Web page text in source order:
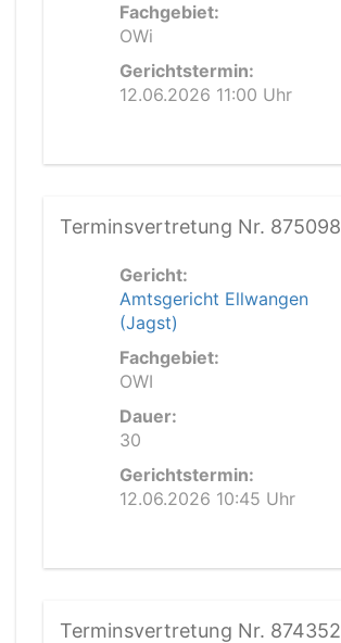
Fachgebiet:
OWi
Gerichtstermin:
12.06.2026 11:00 Uhr
Terminsvertretung Nr. 875098
Gericht:
Amtsgericht Ellwangen
(Jagst)
Fachgebiet:
OWI
Dauer:
30
Gerichtstermin:
12.06.2026 10:45 Uhr
Terminsvertretung Nr. 874352